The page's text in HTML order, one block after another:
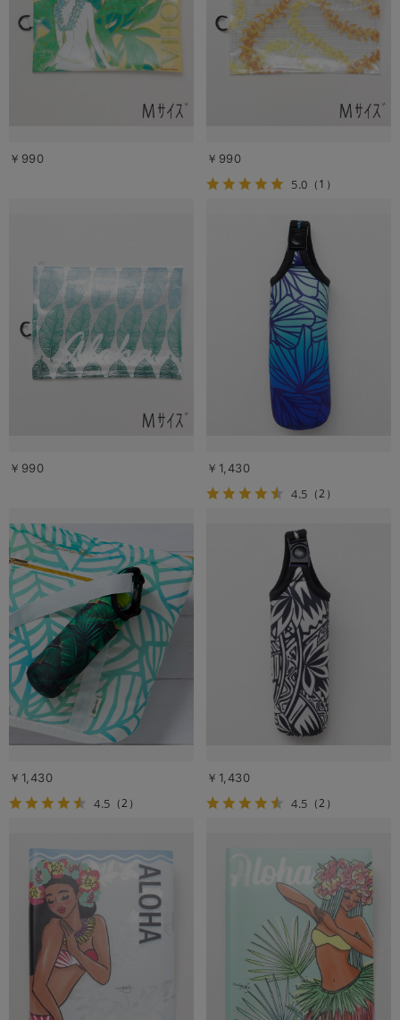
￥990 ￥990
5.0 （1）
￥990 ￥1,430
4.5 （2）
￥1,430
4.5 （2）
￥1,430
4.5 （2）